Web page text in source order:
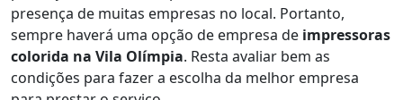
presença de muitas empresas no local. Portanto,
sempre haverá uma opção de empresa de impressoras
colorida na Vila Olímpia. Resta avaliar bem as
condições para fazer a escolha da melhor empresa